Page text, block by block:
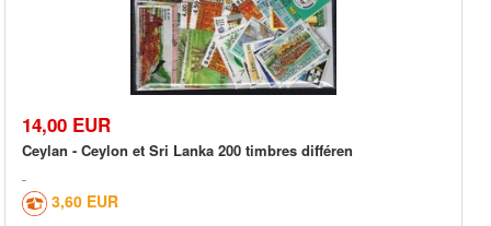
14,00 EUR
Ceylan - Ceylon et Sri Lanka 200 timbres différen
3,60 EUR